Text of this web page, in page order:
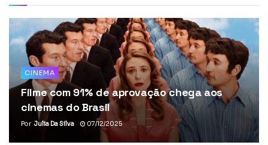
CINEMA
Filme com 91% de aprovação chega aos
cinemas do Brasil
Por Julia Da Silva 07/12/2025